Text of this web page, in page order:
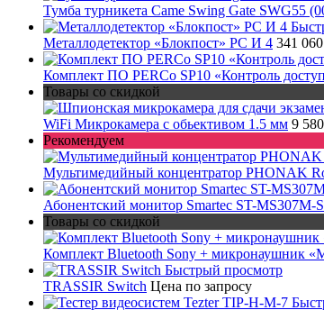
Тумба турникета Came Swing Gate SWG55
Металлодетектор «Блокпост» PC И 4 341
Комплект ПО PERCo SP10 «Контроль
Товары со скидкой
WiFi Микрокамера с обьективом 1.5 мм 9
Рекомендуем
Мультимедийный концентратор PHONAK
Абонентский монитор Smartec ST-MS307M-
Товары со скидкой
Комплект Bluetooth Sony + микронаушник
Быстрый просмотр
TRASSIR Switch Цена по запросу